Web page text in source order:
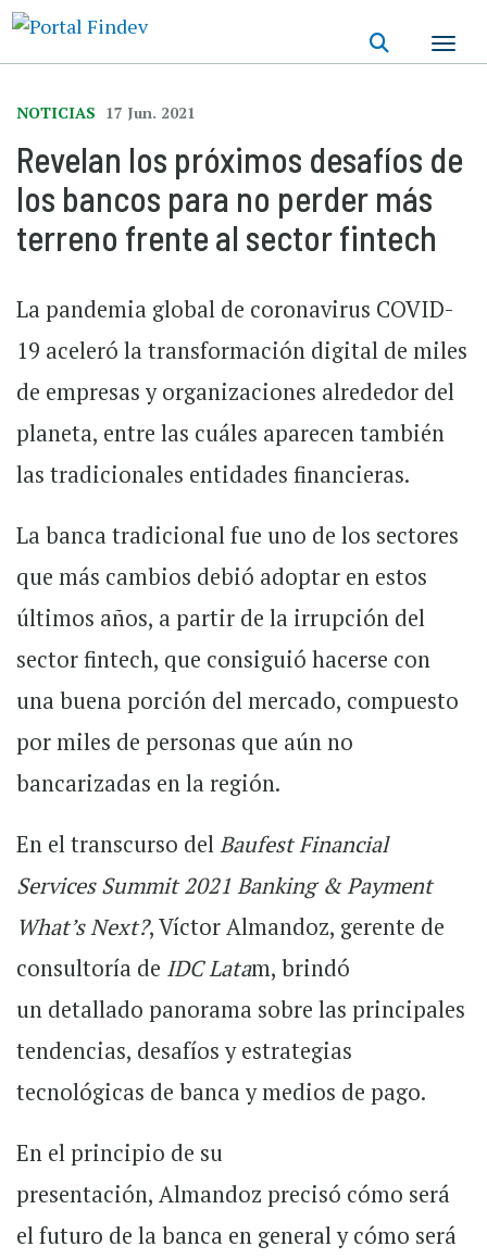
NOTICIAS 17 Jun. 2021
Revelan los próximos desafíos de
los bancos para no perder más
terreno frente al sector fintech
La pandemia global de coronavirus COVID-
19 aceleró la transformación digital de miles
de empresas y organizaciones alrededor del
planeta, entre las cuáles aparecen también
las tradicionales entidades financieras.
La banca tradicional fue uno de los sectores
que más cambios debió adoptar en estos
últimos años, a partir de la irrupción del
sector fintech, que consiguió hacerse con
una buena porción del mercado, compuesto
por miles de personas que aún no
bancarizadas en la región.
En el transcurso delBaufest Financial
Services Summit 2021 Banking & Payment
What’s Next?, Víctor Almandoz, gerente de
consultoría de IDC Latam, brindó
un detallado panorama sobre las principales
tendencias, desafíos y estrategias
tecnológicas de banca y medios de pago.
En el principio de su
presentación, Almandoz precisó cómo será
el futuro de la banca en general y cómo será